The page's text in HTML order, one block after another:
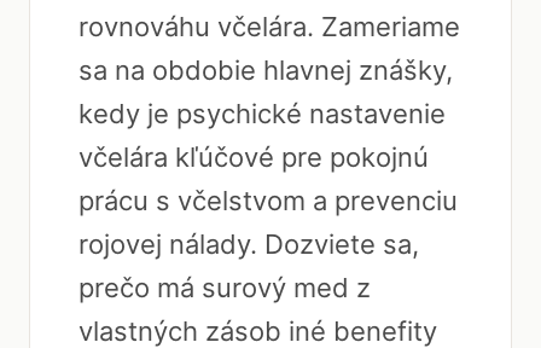
rovnováhu včelára. Zameriame
sa na obdobie hlavnej znášky,
kedy je psychické nastavenie
včelára kľúčové pre pokojnú
prácu s včelstvom a prevenciu
rojovej nálady. Dozviete sa,
prečo má surový med z
vlastných zásob iné benefity